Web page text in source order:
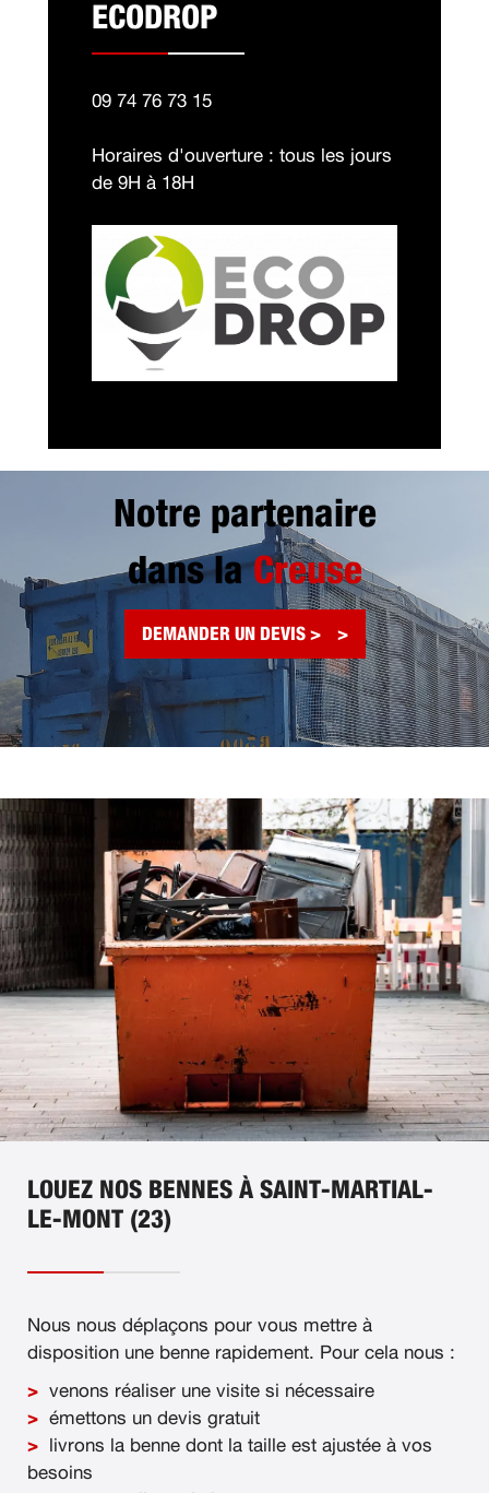
ECODROP
09 74 76 73 15
Horaires d'ouverture : tous les jours
de 9H à 18H
Notre partenaire
dans laCreuse
DEMANDER UN DEVIS >
LOUEZ NOS BENNES À SAINT-MARTIAL-
LE-MONT (23)
Nous nous déplaçons pour vous mettre à
disposition une benne rapidement. Pour cela nous :
venons réaliser une visite si nécessaire
émettons un devis gratuit
livrons la benne dont la taille est ajustée à vos
besoins